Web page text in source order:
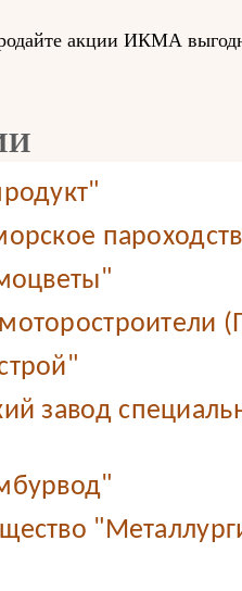
акции ИКМА
завод